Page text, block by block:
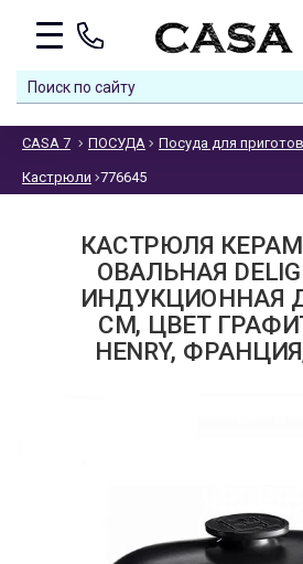
CASA 7 ПОСУДА Посуда для
Кастрюли 776645
КАСТРЮЛЯ
ОВАЛЬНАЯ
ИНДУКЦИОННАЯ
СМ, ЦВЕТ
HENRY,